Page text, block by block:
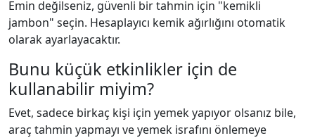
Emin değilseniz, güvenli bir tahmin için "kemikli
jambon" seçin. Hesaplayıcı kemik ağırlığını otomatik
olarak ayarlayacaktır.
Bunu küçük etkinlikler için de
kullanabilir miyim?
Evet, sadece birkaç kişi için yemek yapıyor olsanız bile,
araç tahmin yapmayı ve yemek israfını önlemeye